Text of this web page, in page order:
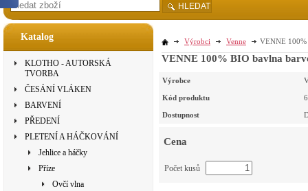
Katalog
KLOTHO - AUTORSKÁ
TVORBA
ČESÁNÍ VLÁKEN
BARVENÍ
PŘEDENÍ
PLETENÍ A HÁČKOVÁNÍ
Jehlice a háčky
Příze
Ovčí vlna
Výrobci Venne VENNE
VENNE 100% BIO bavlna
Výrobce
Kód produktu
Dostupnost
Cena
Počet kusů
HLEDAT